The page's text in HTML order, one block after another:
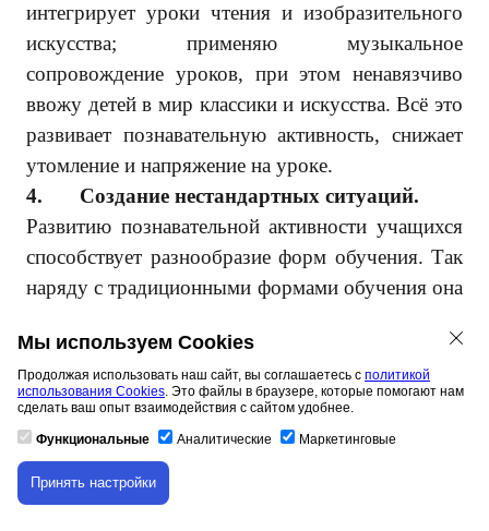
интегрирует уроки чтения и изобразительного
искусства; применяю музыкальное
сопровождение уроков, при этом ненавязчиво
ввожу детей в мир классики и искусства. Всё это
развивает познавательную активность, снижает
утомление и напряжение на уроке.
4.
Создание нестандартных ситуаций.
Развитию познавательной активности учащихся
способствует разнообразие форм обучения. Так
наряду с традиционными формами обучения она
нестандартных ситуаций на уроке способствует
развитию познавательного интереса и внимания
к учебному материалу, активности учащихся и
снятию усталости. В своей практике часто
использую такие приёмы, как урок-сказка, урок-
конкурс, урок-путешествие, урок-игра. Каждый
Скачивание материала доступно только для
авторизованных пользователей.
Мы используем Cookies
Продолжая использовать наш сайт, вы соглашаетесь с политикой
использования Cookies. Это файлы в браузере, которые помогают нам
сделать ваш опыт взаимодействия с сайтом удобнее.
Функциональные Аналитические Маркетинговые
Принять настройки